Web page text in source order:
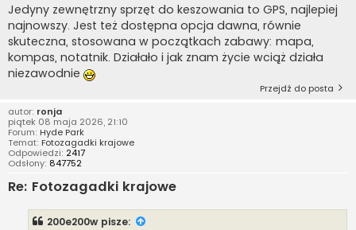
Jedyny zewnętrzny sprzęt do keszowania to GPS, najlepiej
najnowszy. Jest też dostępna opcja dawna, równie
skuteczna, stosowana w początkach zabawy: mapa,
kompas, notatnik. Działało i jak znam życie wciąż działa
niezawodnie
Przejdź do posta
autor: ronja
piątek 08 maja 2026, 21:10
Forum: Hyde Park
Temat: Fotozagadki krajowe
Odpowiedzi: 2417
Odsłony: 847752
Re: Fotozagadki krajowe
200e200w pisze: